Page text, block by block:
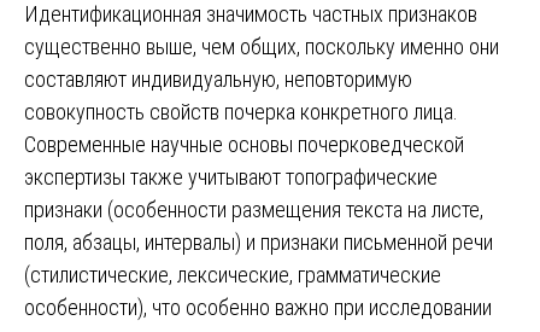
Идентификационная значимость частных признаков
существенно выше, чем общих, поскольку именно они
составляют индивидуальную, неповторимую
совокупность свойств почерка конкретного лица.
Современные научные основы почерковедческой
экспертизы также учитывают топографические
признаки (особенности размещения текста на листе,
поля, абзацы, интервалы) и признаки письменной речи
(стилистические, лексические, грамматические
особенности), что особенно важно при исследовании